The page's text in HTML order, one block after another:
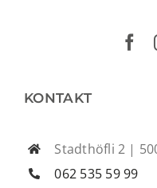
KONTAKT
Stadthöfli 2 |
062 535 59 99